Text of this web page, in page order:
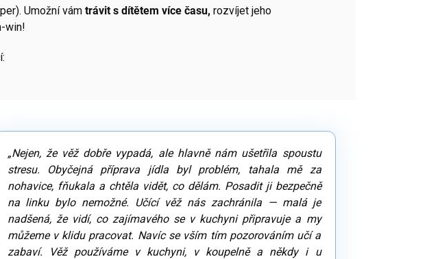
Umožní vám trávit s dítětem více času, rozvíjet jeho
win!
„Nejen, že věž dobře vypadá, ale hlavně nám ušetřila spoustu
stresu. Obyčejná příprava jídla byl problém, tahala mě za
nohavice, fňukala a chtěla vidět, co dělám. Posadit ji bezpečně
na linku bylo nemožné. Učící věž nás zachránila — malá je
nadšená, že vidí, co zajímavého se v kuchyni připravuje a my
můžeme v klidu pracovat. Navíc se vším tím pozorováním učí a
zabaví. Věž používáme v kuchyni, v koupelně a někdy i u